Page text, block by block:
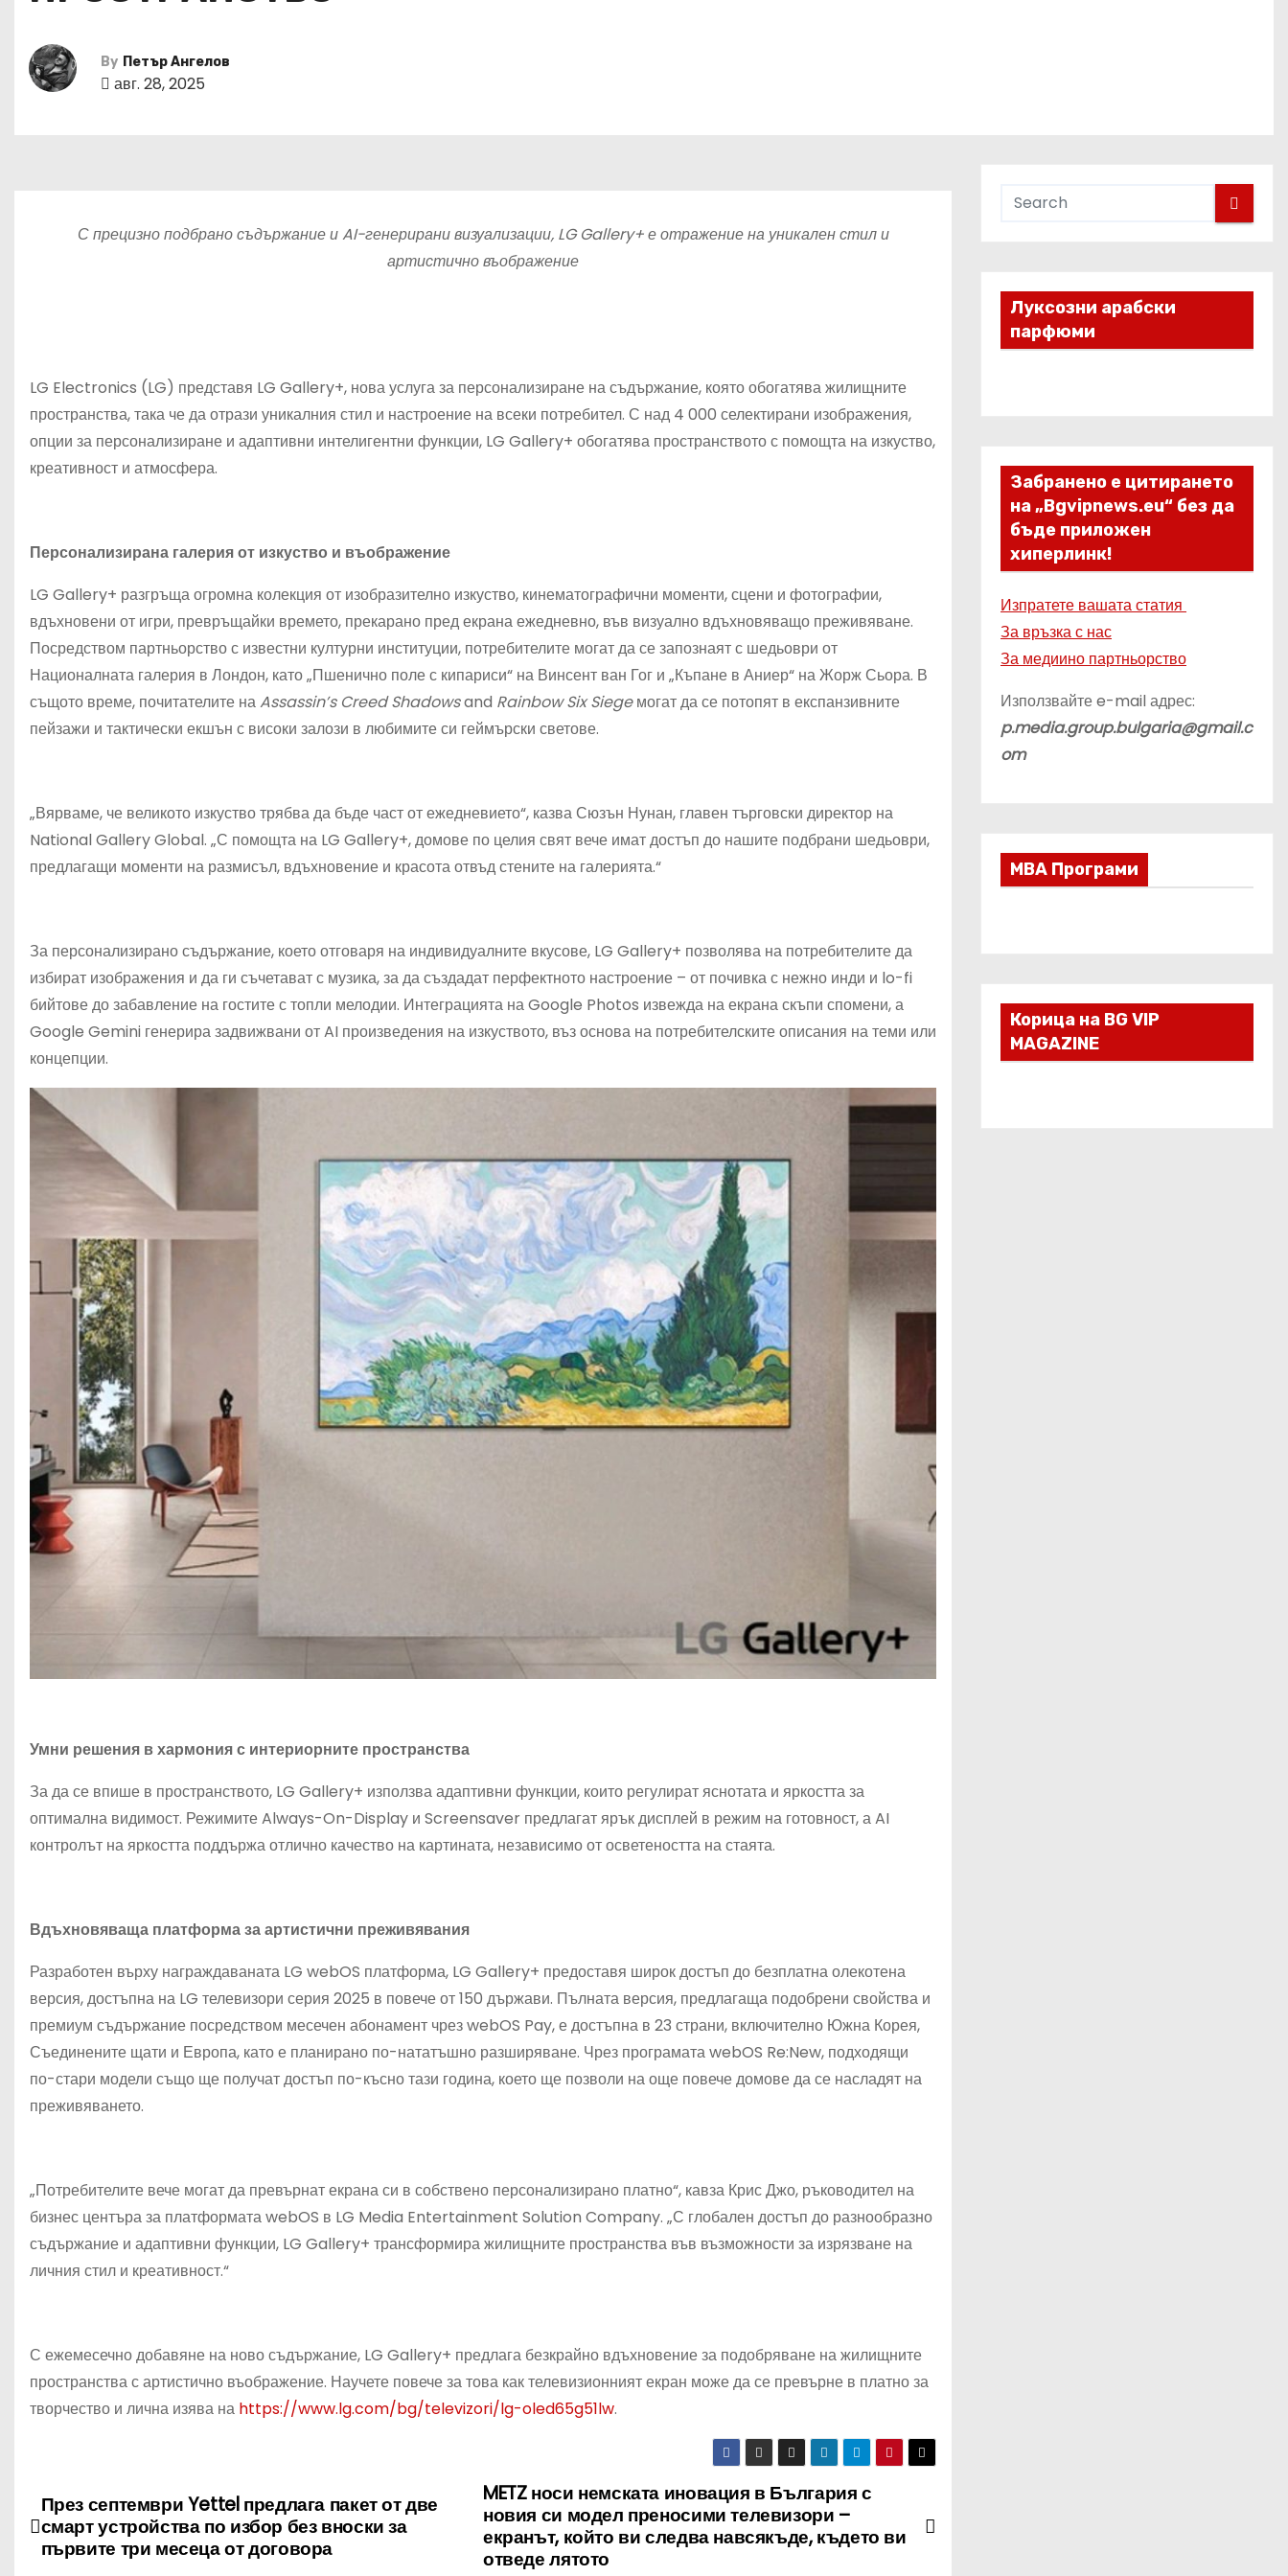
By Петър Ангелов
авг. 28, 2025
С прецизно подбрано съдържание и AI-генерирани визуализации, LG Gallery+ е отражение на уникален стил и
артистично въображение
LG Electronics (LG) представя LG Gallery+, нова услуга за персонализиране на съдържание, която обогатява жилищните
пространства, така че да отрази уникалния стил и настроение на всеки потребител. С над 4 000 селектирани изображения,
опции за персонализиране и адаптивни интелигентни функции, LG Gallery+ обогатява пространството с помощта на изкуство,
креативност и атмосфера.
Персонализирана галерия от изкуство и въображение
LG Gallery+ разгръща огромна колекция от изобразително изкуство, кинематографични моменти, сцени и фотографии,
вдъхновени от игри, превръщайки времето, прекарано пред екрана ежедневно, във визуално вдъхновяващо преживяване.
Посредством партньорство с известни културни институции, потребителите могат да се запознаят с шедьоври от
Националната галерия в Лондон, като „Пшенично поле с кипариси“ на Винсент ван Гог и „Къпане в Аниер“ на Жорж Сьора. В
същото време, почитателите наAssassin’s Creed Shadowsand Rainbow Six Siegeмогат да се потопят в експанзивните
пейзажи и тактически екшън с високи залози в любимите си геймърски светове.
„Вярваме, че великото изкуство трябва да бъде част от ежедневието“, казва Сюзън Нунан, главен търговски директор на
National Gallery Global. „С помощта на LG Gallery+, домове по целия свят вече имат достъп до нашите подбрани шедьоври,
предлагащи моменти на размисъл, вдъхновение и красота отвъд стените на галерията.“
За персонализирано съдържание, което отговаря на индивидуалните вкусове, LG Gallery+ позволява на потребителите да
избират изображения и да ги съчетават с музика, за да създадат перфектното настроение – от почивка с нежно инди и lo-fi
бийтове до забавление на гостите с топли мелодии. Интеграцията на Google Photos извежда на екрана скъпи спомени, а
Google Gemini генерира задвижвани от AI произведения на изкуството, въз основа на потребителските описания на теми или
концепции.
Умни решения в хармония с интериорните пространства
За да се впише в пространството, LG Gallery+ използва адаптивни функции, които регулират яснотата и яркостта за
оптимална видимост. Режимите Always-On-Display и Screensaver предлагат ярък дисплей в режим на готовност, а AI
контролът на яркостта поддържа отлично качество на картината, независимо от осветеността на стаята.
Вдъхновяваща платформа за артистични преживявания
Разработен върху награждаваната LG webOS платформа, LG Gallery+ предоставя широк достъп до безплатна олекотена
версия, достъпна на LG телевизори серия 2025 в повече от 150 държави. Пълната версия, предлагаща подобрени свойства и
премиум съдържание посредством месечен абонамент чрез webOS Pay, е достъпна в 23 страни, включително Южна Корея,
Съединените щати и Европа, като е планирано по-нататъшно разширяване. Чрез програмата webOS Re:New, подходящи
по-стари модели също ще получат достъп по-късно тази година, което ще позволи на още повече домове да се насладят на
преживяването.
„Потребителите вече могат да превърнат екрана си в собствено персонализирано платно“, кавза Крис Джо, ръководител на
бизнес центъра за платформата webOS в LG Media Entertainment Solution Company. „С глобален достъп до разнообразно
съдържание и адаптивни функции, LG Gallery+ трансформира жилищните пространства във възможности за изрязване на
личния стил и креативност.“
С ежемесечно добавяне на ново съдържание, LG Gallery+ предлага безкрайно вдъхновение за подобряване на жилищните
пространства с артистично въображение. Научете повече за това как телевизионният екран може да се превърне в платно за
творчество и лична изява на https://www.lg.com/bg/televizori/lg-oled65g51lw.
Н
а
METZ носи немската иновация в България с
новия си модел преносими телевизори –
екранът, който ви следва навсякъде, където ви
отведе лятото
През септември Yettel предлага пакет от две
смарт устройства по избор без вноски за
първите три месеца от договора
Луксозни арабски
парфюми
Забранено е цитирането
на „Bgvipnews.eu“ без да
бъде приложен
хиперлинк!
Изпратете вашата статия
За връзка с нас
За медиино партньорство
Използвайте e-mail адрес:
p.media.group.bulgaria@gmail.c
om
МВА Програми
Корица на BG VIP
MAGAZINE